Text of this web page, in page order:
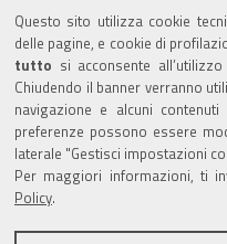
Questo sito utilizza cookie
delle pagine, e cookie di
tutto si acconsente
Chiudendo il banner verranno
navigazione e alcuni
preferenze possono essere
laterale "Gestisci impostazioni
Per maggiori informazioni, ti
Policy
o
o
k
b
e
e
r
d
I
n
Codice Univoco Ufficio:
I soggetti privati
tramite PagoPA con
pagamento al seguente
Codice IBAN per le